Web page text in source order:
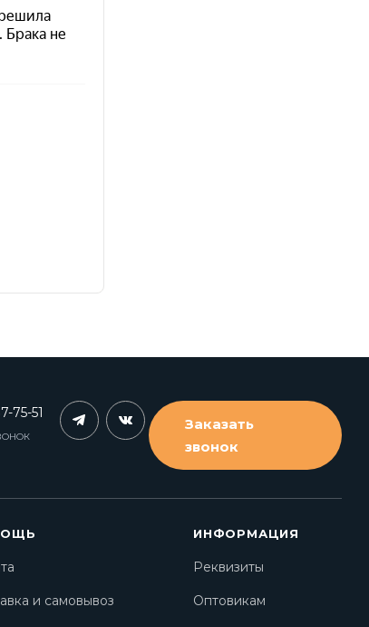
75-51
Заказать
звонок
и самовывоз
ИНФОРМАЦИЯ
Реквизиты
Оптовикам